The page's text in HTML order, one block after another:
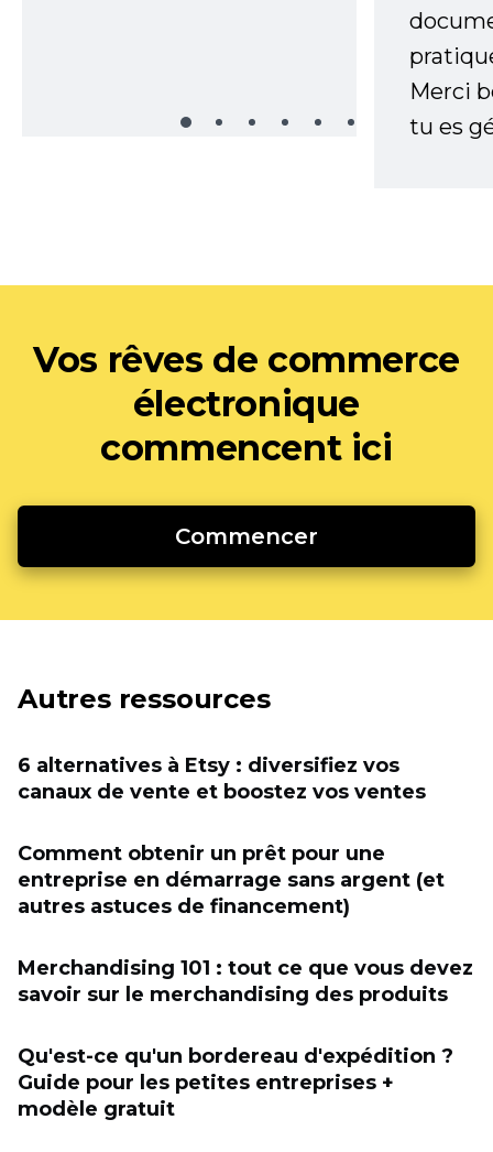
Merci
tu es
Vos rêves de commerce
électronique
commencent ici
Commencer
Autres ressources
6 alternatives à Etsy : diversifiez vos
canaux de vente et boostez vos ventes
Comment obtenir un prêt pour une
entreprise en démarrage sans argent (et
autres astuces de financement)
Merchandising 101 : tout ce que vous devez
savoir sur le merchandising des produits
Qu'est-ce qu'un bordereau d'expédition ?
Guide pour les petites entreprises +
modèle gratuit